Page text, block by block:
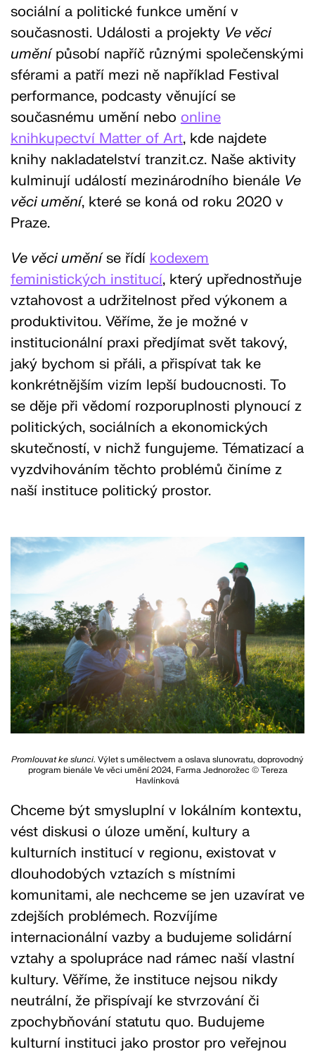
sociální a politické funkce umění v
současnosti. Události a projekty Ve věci
uměnípůsobí napříč různými společenskými
sférami a patří mezi ně například Festival
performance, podcasty věnující se
současnému umění nebo online
knihkupectví Matter of Art, kde najdete
knihy nakladatelství tranzit.cz. Naše aktivity
kulminují událostí mezinárodního bienále Ve
věci umění, které se koná od roku 2020 v
Praze.
Ve věci uměníse řídí kodexem
feministických institucí, který upřednostňuje
vztahovost a udržitelnost před výkonem a
produktivitou. Věříme, že je možné v
institucionální praxi předjímat svět takový,
jaký bychom si přáli, a přispívat tak ke
konkrétnějším vizím lepší budoucnosti. To
se děje při vědomí rozporuplnosti plynoucí z
politických, sociálních a ekonomických
skutečností, v nichž fungujeme. Tématizací a
vyzdvihováním těchto problémů činíme z
naší instituce politický prostor.
Promlouvat ke slunci. Výlet s umělectvem a oslava slunovratu, doprovodný
program bienále Ve věci umění 2024, Farma Jednorožec © Tereza
Havlínková
Chceme být smysluplní v lokálním kontextu,
vést diskusi o úloze umění, kultury a
kulturních institucí v regionu, existovat v
dlouhodobých vztazích s místními
komunitami, ale nechceme se jen uzavírat ve
zdejších problémech. Rozvíjíme
internacionální vazby a budujeme solidární
vztahy a spolupráce nad rámec naší vlastní
kultury. Věříme, že instituce nejsou nikdy
neutrální, že přispívají ke stvrzování či
zpochybňování statutu quo. Budujeme
kulturní instituci jako prostor pro veřejnou